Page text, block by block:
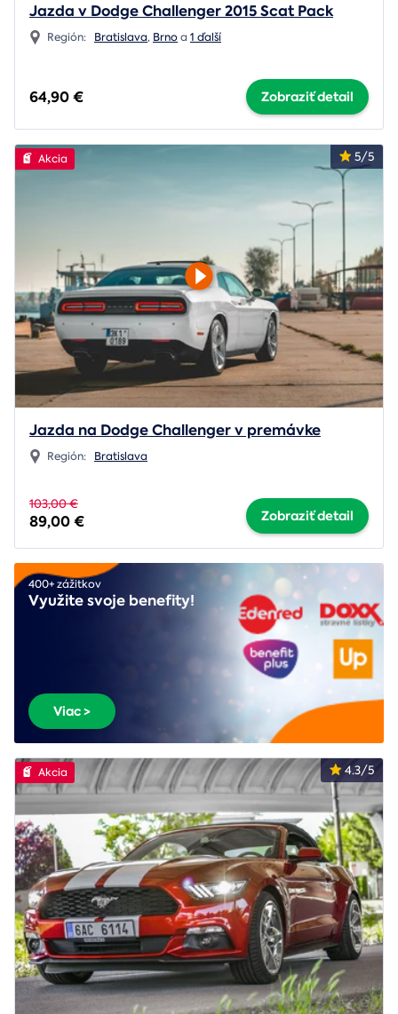
Jazda v Dodge Challenger 2015 Scat Pack
Región: Bratislava, Brnoa 1 ďalší
64,90 € Zobraziť detail
5/5
Akcia
Jazda na Dodge Challenger v premávke
Región: Bratislava
103,00 €
89,00 € Zobraziť detail
400+ zážitkov
Využite svoje benefity!
Viac >
4.3/5
Akcia